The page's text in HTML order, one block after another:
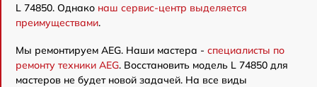
L 74850. Однако наш сервис-центр выделяется
преимуществами.
Мы ремонтируем AEG. Наши мастера - специалисты по
ремонту техники AEG. Восстановить модель L 74850 для
мастеров не будет новой задачей. На все виды